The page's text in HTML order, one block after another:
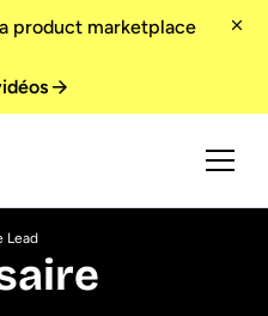
product marketplace
Lead